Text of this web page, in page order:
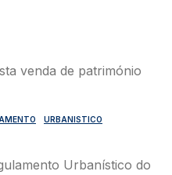
URBANISTICO
Urbanístico do